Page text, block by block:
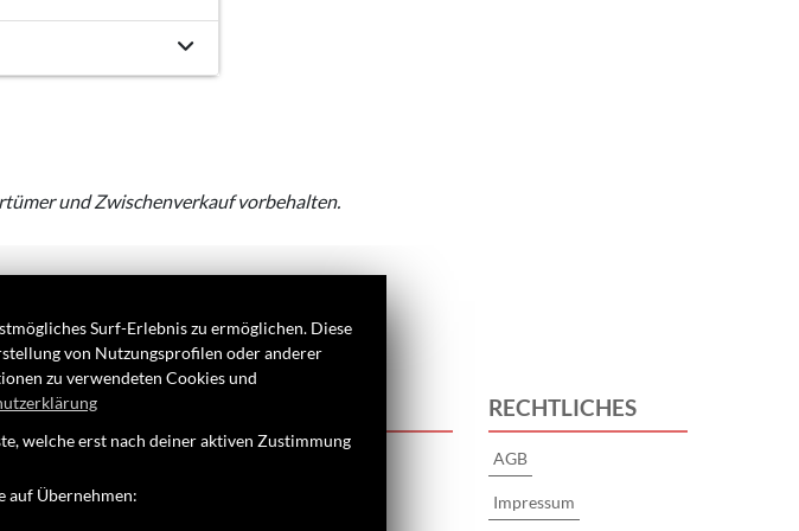
und Zwischenverkauf vorbehalten.
RECHTLICHES
AGB
Impressum
Surf-Erlebnis zu ermöglichen. Diese
von Nutzungsprofilen oder anderer
zu verwendeten Cookies und
welche erst nach deiner aktiven Zustimmung
auf Übernehmen: